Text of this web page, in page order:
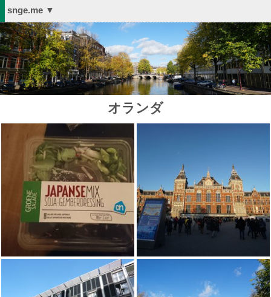
snge.me ▼
オランダ